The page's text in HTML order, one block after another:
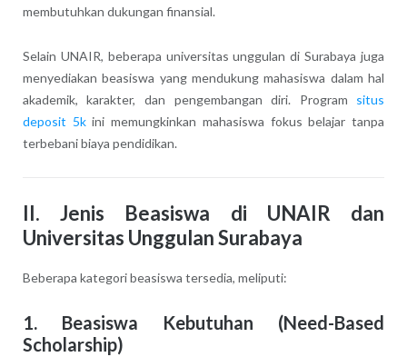
membutuhkan dukungan finansial.
Selain UNAIR, beberapa universitas unggulan di Surabaya juga
menyediakan beasiswa yang mendukung mahasiswa dalam hal
akademik, karakter, dan pengembangan diri. Program situs
deposit 5kini memungkinkan mahasiswa fokus belajar tanpa
terbebani biaya pendidikan.
II. Jenis Beasiswa di UNAIR dan
Universitas Unggulan Surabaya
Beberapa kategori beasiswa tersedia, meliputi:
1. Beasiswa Kebutuhan (Need-Based
Scholarship)